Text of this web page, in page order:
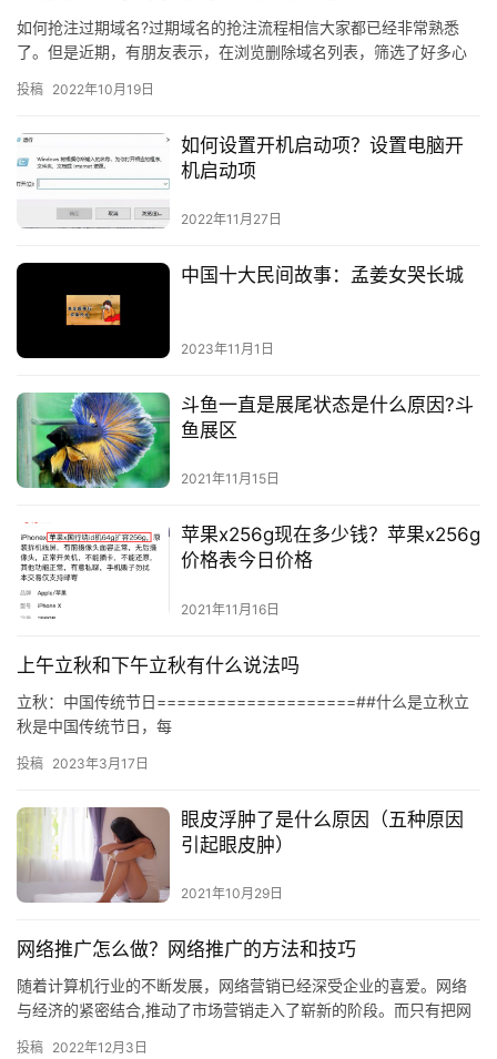
如何抢注过期域名?过期域名的抢注流程相信大家都已经非常熟悉
了。但是近期，有朋友表示，在浏览删除域名列表，筛选了好多心
注过期…
投稿 2022年10月19日
如何设置开机启动项？设置电脑开
机启动项
2022年11月27日
中国十大民间故事：孟姜女哭长城
2023年11月1日
斗鱼一直是展尾状态是什么原因?斗
鱼展区
2021年11月15日
苹果x256g现在多少钱？苹果x256g
价格表今日价格
2021年11月16日
上午立秋和下午立秋有什么说法吗
立秋：中国传统节日====================##什么是立秋立
秋是中国传统节日，每
投稿 2023年3月17日
眼皮浮肿了是什么原因（五种原因
引起眼皮肿）
2021年10月29日
网络推广怎么做？网络推广的方法和技巧
随着计算机行业的不断发展，网络营销已经深受企业的喜爱。网络
与经济的紧密结合,推动了市场营销走入了崭新的阶段。而只有把网
投稿 2022年12月3日